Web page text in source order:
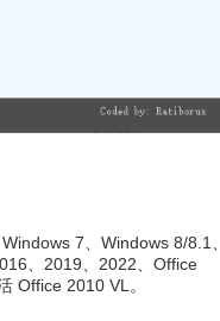
7、Windows 8/8.1、
、2019、2022、Office
Office 2010 VL。